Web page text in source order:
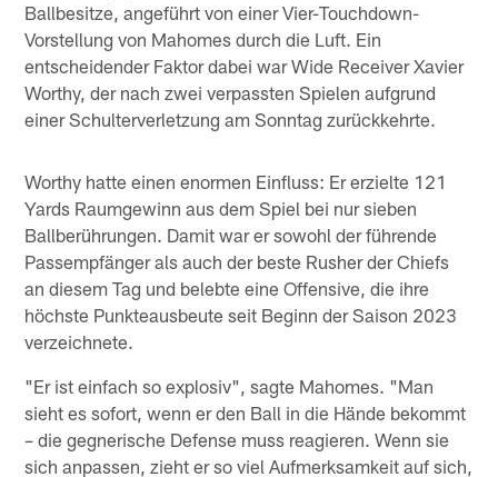
Ballbesitze, angeführt von einer Vier-Touchdown-
Vorstellung von Mahomes durch die Luft. Ein
entscheidender Faktor dabei war Wide Receiver Xavier
Worthy, der nach zwei verpassten Spielen aufgrund
einer Schulterverletzung am Sonntag zurückkehrte.
Worthy hatte einen enormen Einfluss: Er erzielte 121
Yards Raumgewinn aus dem Spiel bei nur sieben
Ballberührungen. Damit war er sowohl der führende
Passempfänger als auch der beste Rusher der Chiefs
an diesem Tag und belebte eine Offensive, die ihre
höchste Punkteausbeute seit Beginn der Saison 2023
verzeichnete.
"Er ist einfach so explosiv", sagte Mahomes. "Man
sieht es sofort, wenn er den Ball in die Hände bekommt
– die gegnerische Defense muss reagieren. Wenn sie
sich anpassen, zieht er so viel Aufmerksamkeit auf sich,